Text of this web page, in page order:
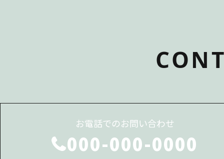
お電話でのお問い合わせ
000-000-0000